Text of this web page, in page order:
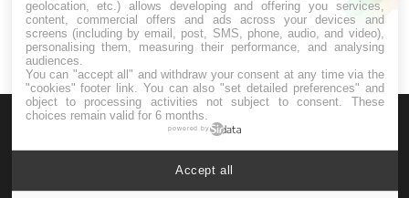
geolocation, etc.) allows developing and offering you services,
content, commercial offers and ads across your devices and
screens (including by email, post, SMS, phone, audio, and video),
personalising them, measuring their performance, and analysing
audiences.
You can "accept all" and withdraw your consent at any time via the
"cookies" footer link . You can also "set detailed preferences" and
object to processing activities not subject to consent. These
choices remain valid for 6 months.
powered by
Accept all